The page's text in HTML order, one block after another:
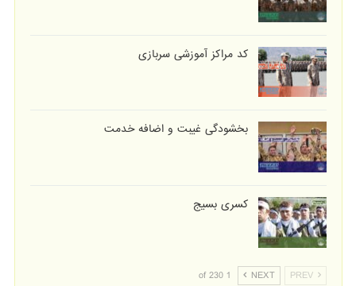
کد مراکز آموزشی سربازی
بخشودگی غیبت و اضافه خدمت
کسری بسیج
PREV
NEXT
1 of 230